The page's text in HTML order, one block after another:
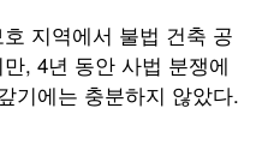
지역에서 불법 건축 공
, 4년 동안 사법 분쟁에
기에는 충분하지 않았다.